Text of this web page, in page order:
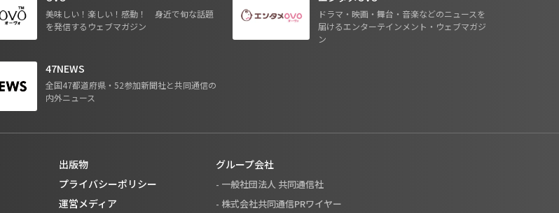
美味しい！楽しい！感動！ 身近で旬な話題
を発信するウェブマガジン
ドラマ・映画・舞台・音楽などのニュースを
届けるエンターテインメント・ウェブマガジ
ン
47NEWS
全国47都道府県・52参加新聞社と共同通信の
内外ニュース
出版物
プライバシーポリシー
運営メディア
グループ会社
- 一般社団法人 共同通信社
- 株式会社共同通信PRワイヤー